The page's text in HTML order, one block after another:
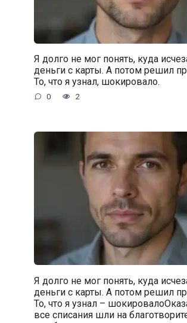
Я долго не мог понять, куда
деньги с карты. А потом решил
То, что я узнал, шокировало.
0 2
Я долго не мог понять, куда
деньги с карты. А потом решил
То, что я узнал –
все списания шли на